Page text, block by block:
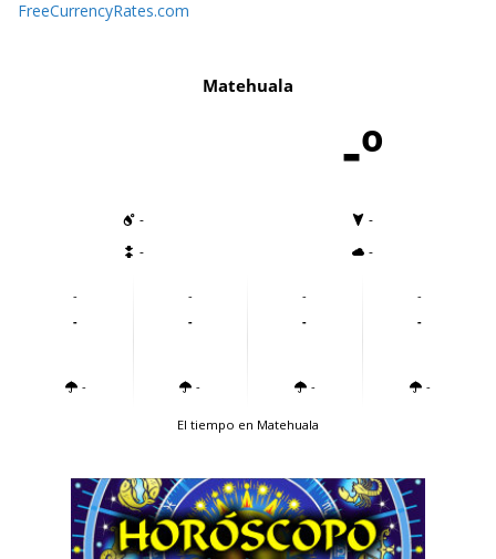
FreeCurrencyRates.com
Matehuala
-º
-
-
-
-
-
-
-
-
-
-
-
-
-
-
-
-
El tiempo en Matehuala